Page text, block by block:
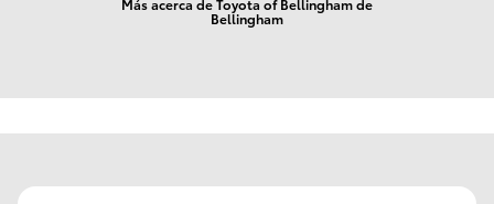
Más acerca de Toyota of Bellingham de
Bellingham